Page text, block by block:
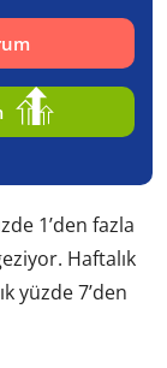
1’den fazla
Haftalık
yüzde 7’den